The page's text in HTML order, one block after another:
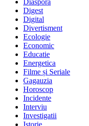
Digest
Digital
Divertisment
Ecologie
Economic
Educatie
Energetica
Filme și Seriale
Gagauzia
Horoscop
Incidente
Interviu
Investigatii
Istorie